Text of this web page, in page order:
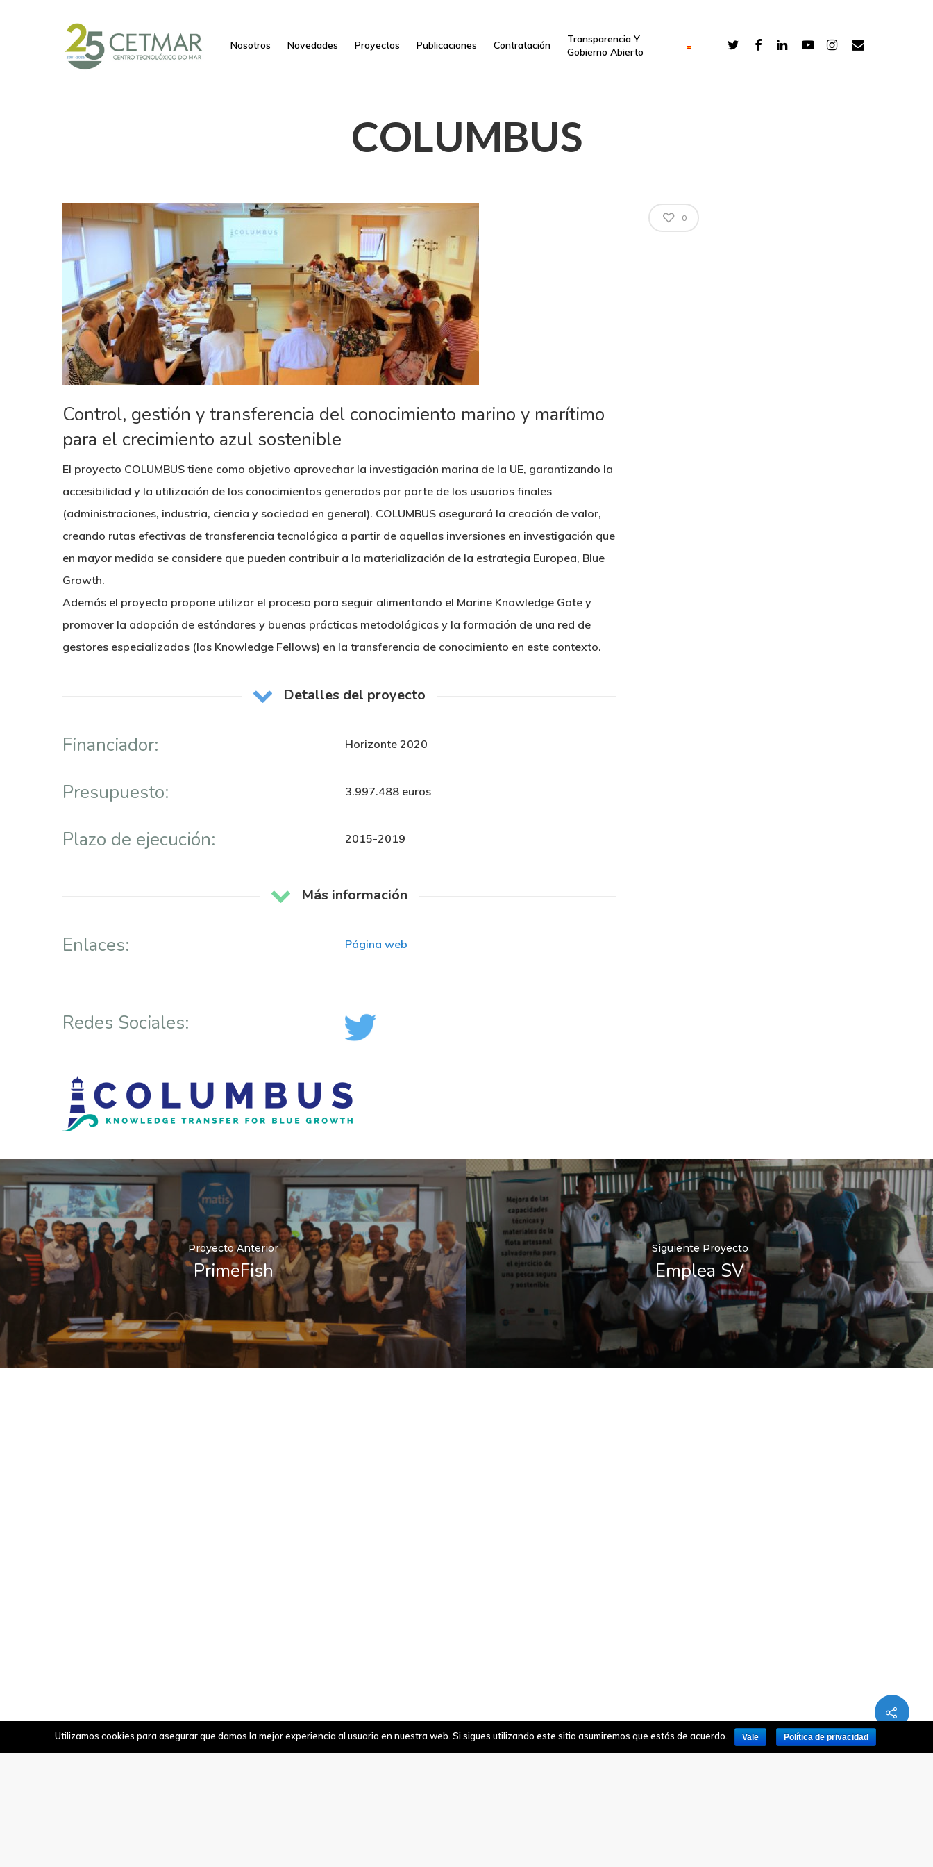
Hit enter to search or ESC to close
Nosotros Novedades Proyectos Publicaciones Contratación
Transparencia Y
Gobierno Abierto
COLUMBUS
Control, gestión y transferencia del conocimiento marino y marítimo
para el crecimiento azul sostenible
El proyecto COLUMBUS tiene como objetivo aprovechar la investigación marina de la UE, garantizando la
accesibilidad y la utilización de los conocimientos generados por parte de los usuarios finales
(administraciones, industria, ciencia y sociedad en general). COLUMBUS asegurará la creación de valor,
creando rutas efectivas de transferencia tecnológica a partir de aquellas inversiones en investigación que
en mayor medida se considere que pueden contribuir a la materialización de la estrategia Europea, Blue
Growth.
Además el proyecto propone utilizar el proceso para seguir alimentando el Marine Knowledge Gate y
promover la adopción de estándares y buenas prácticas metodológicas y la formación de una red de
gestores especializados (los Knowledge Fellows) en la transferencia de conocimiento en este contexto.
Detalles del proyecto
Financiador: Horizonte 2020
Presupuesto: 3.997.488 euros
Plazo de ejecución: 2015-2019
Más información
Enlaces: Página web
Redes Sociales:
0
Proyecto Anterior
PrimeFish
Siguiente Proyecto
Emplea SV
Utilizamos cookies para asegurar que damos la mejor experiencia al usuario en nuestra web. Si sigues utilizando este sitio asumiremos que estás de acuerdo. Vale Política de privacidad